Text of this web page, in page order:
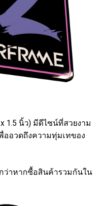
1.5 นิ้ว) มีดีไซน์ที่สวยงาม
ออวดถึงความทุ่มเทของ
ว่าหากซื้อสินค้ารวมกันใน